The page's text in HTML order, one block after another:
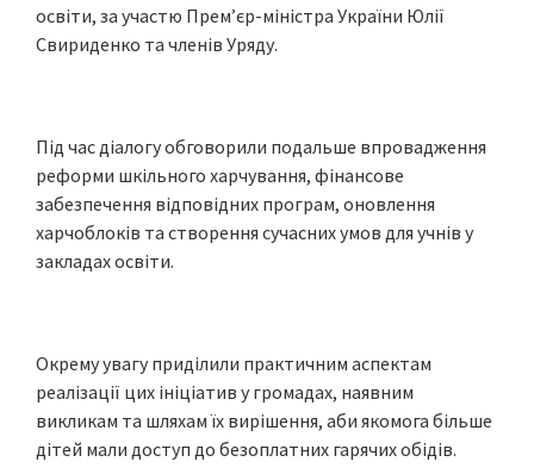
освіти, за участю Прем’єр-міністра України Юлії
Свириденко та членів Уряду.
Під час діалогу обговорили подальше впровадження
реформи шкільного харчування, фінансове
забезпечення відповідних програм, оновлення
харчоблоків та створення сучасних умов для учнів у
закладах освіти.
Окрему увагу приділили практичним аспектам
реалізації цих ініціатив у громадах, наявним
викликам та шляхам їх вирішення, аби якомога більше
дітей мали доступ до безоплатних гарячих обідів.